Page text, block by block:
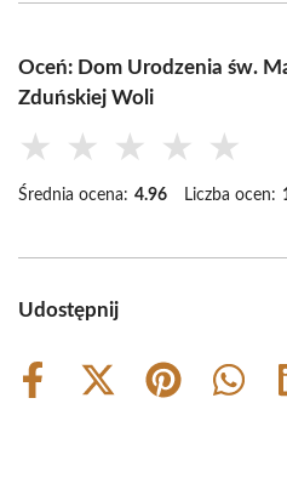
Oceń: Dom Urodzenia św.
Zduńskiej Woli
★ ★ ★ ★ ★
Średnia ocena: 4.96 Liczba ocen:
Udostępnij
Share
Share
Share
Share